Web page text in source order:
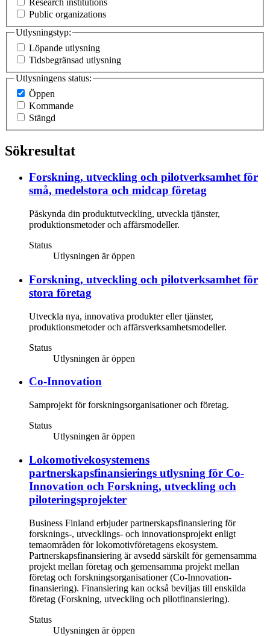
Research institutions
Public organizations
Utlysningstyp:
Löpande utlysning
Tidsbegränsad utlysning
Utlysningens status:
Öppen
Kommande
Stängd
Sökresultat
Forskning, utveckling och pilotverksamhet för
små, medelstora och midcap företag
Påskynda din produktutveckling, utveckla tjänster,
produktionsmetoder och affärsmodeller.
Status
Utlysningen är öppen
Forskning, utveckling och pilotverksamhet för
stora företag
​Utveckla nya, innovativa produkter eller tjänster,
produktionsmetoder och affärsverksamhetsmodeller.
Status
Utlysningen är öppen
Co-Innovation
Samprojekt för forskningsorganisationer och företag.
Status
Utlysningen är öppen
Lokomotivekosystemens
partnerskapsfinansierings utlysning för Co-
Innovation och Forskning, utveckling och
piloteringsprojekter
Business Finland erbjuder partnerskapsfinansiering för
forsknings-, utvecklings- och innovationsprojekt enligt
temaområden för lokomotivföretagens ekosystem.
Partnerskapsfinansiering är avsedd särskilt för gemensamma
projekt mellan företag och gemensamma projekt mellan
företag och forskningsorganisationer (Co-Innovation-
finansiering). Finansiering kan också beviljas till enskilda
företag (Forskning, utveckling och pilotfinansiering).
Status
Utlysningen är öppen